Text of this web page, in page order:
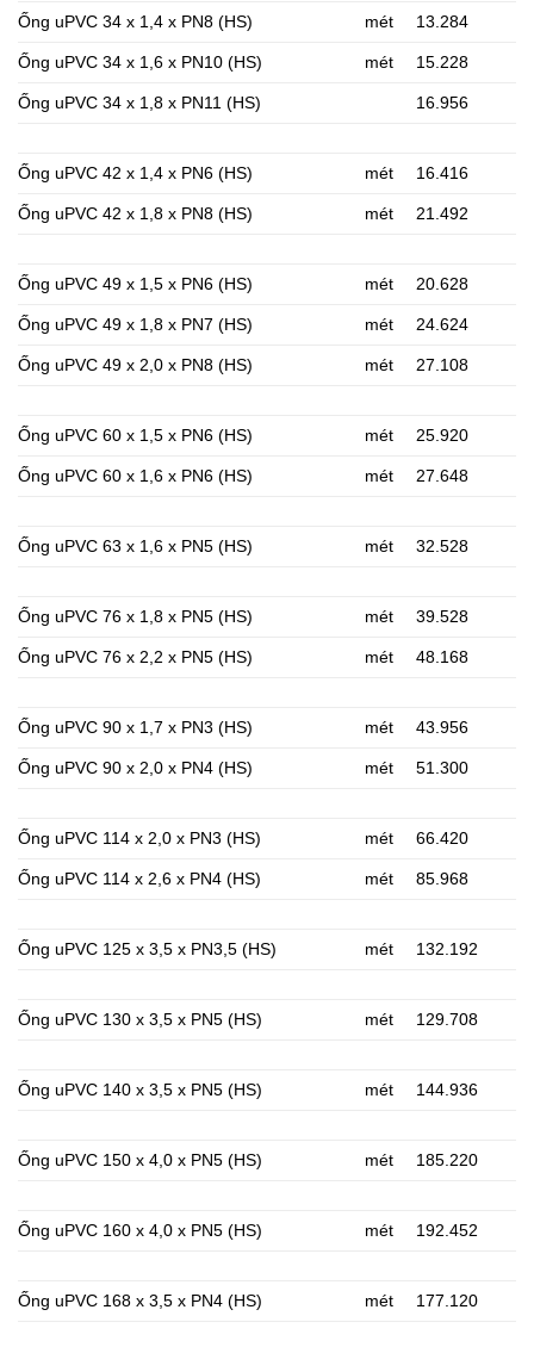
Ống uPVC 34 x 1,4 x PN8 (HS) mét 13.284
Ống uPVC 34 x 1,6 x PN10 (HS) mét 15.228
Ống uPVC 34 x 1,8 x PN11 (HS) 16.956
Ống uPVC 42 x 1,4 x PN6 (HS) mét 16.416
Ống uPVC 42 x 1,8 x PN8 (HS) mét 21.492
Ống uPVC 49 x 1,5 x PN6 (HS) mét 20.628
Ống uPVC 49 x 1,8 x PN7 (HS) mét 24.624
Ống uPVC 49 x 2,0 x PN8 (HS) mét 27.108
Ống uPVC 60 x 1,5 x PN6 (HS) mét 25.920
Ống uPVC 60 x 1,6 x PN6 (HS) mét 27.648
Ống uPVC 63 x 1,6 x PN5 (HS) mét 32.528
Ống uPVC 76 x 1,8 x PN5 (HS) mét 39.528
Ống uPVC 76 x 2,2 x PN5 (HS) mét 48.168
Ống uPVC 90 x 1,7 x PN3 (HS) mét 43.956
Ống uPVC 90 x 2,0 x PN4 (HS) mét 51.300
Ống uPVC 114 x 2,0 x PN3 (HS) mét 66.420
Ống uPVC 114 x 2,6 x PN4 (HS) mét 85.968
Ống uPVC 125 x 3,5 x PN3,5 (HS) mét 132.192
Ống uPVC 130 x 3,5 x PN5 (HS) mét 129.708
Ống uPVC 140 x 3,5 x PN5 (HS) mét 144.936
Ống uPVC 150 x 4,0 x PN5 (HS) mét 185.220
Ống uPVC 160 x 4,0 x PN5 (HS) mét 192.452
Ống uPVC 168 x 3,5 x PN4 (HS) mét 177.120